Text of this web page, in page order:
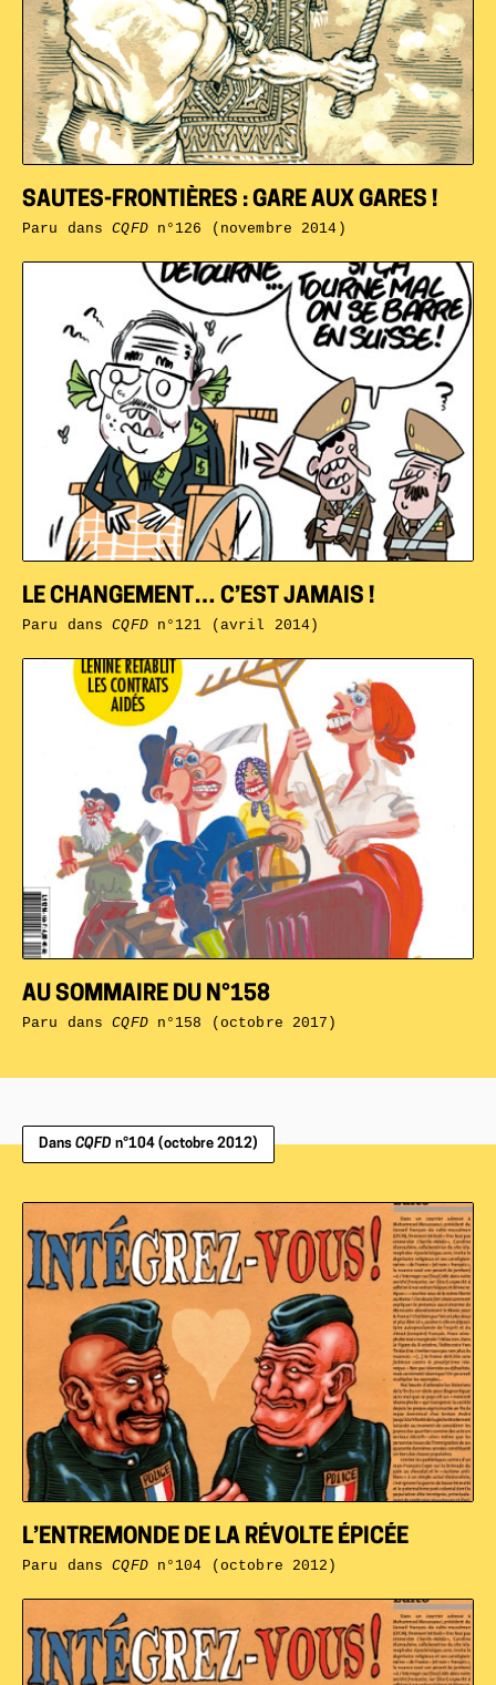
AU SOMMAIRE DU N°158
Paru dansCQFDn°158 (octobre 2017)
LE CHANGEMENT… C’EST JAMAIS !
Paru dansCQFDn°121 (avril 2014)
SAUTES-FRONTIÈRES : GARE AUX GARES !
Paru dansCQFDn°126 (novembre 2014)
Dans CQFD n°104 (octobre 2012)
L’ENTREMONDE DE LA RÉVOLTE ÉPICÉE
Paru dansCQFDn°104 (octobre 2012)